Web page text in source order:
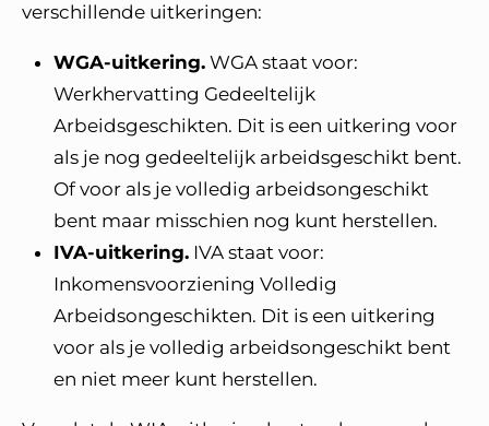
verschillende uitkeringen:
WGA-uitkering. WGA staat voor:
Werkhervatting Gedeeltelijk
Arbeidsgeschikten. Dit is een uitkering voor
als je nog gedeeltelijk arbeidsgeschikt bent.
Of voor als je volledig arbeidsongeschikt
bent maar misschien nog kunt herstellen.
IVA-uitkering. IVA staat voor:
Inkomensvoorziening Volledig
Arbeidsongeschikten. Dit is een uitkering
voor als je volledig arbeidsongeschikt bent
en niet meer kunt herstellen.